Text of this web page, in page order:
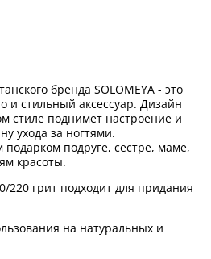
бренда SOLOMEYA - это
и стильный аксессуар. Дизайн
стиле поднимет настроение и
ухода за ногтями.
подруге, сестре, маме,
красоты.
220 грит подходит для придания
на натуральных и